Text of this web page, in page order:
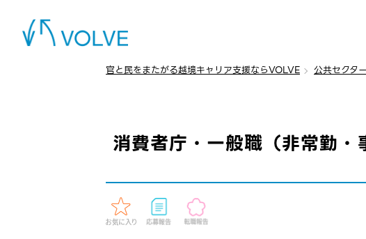
官と民をまたがる越境キャリア支援ならVOLVE 公共セクタ
消費者庁・一般職（非常勤・